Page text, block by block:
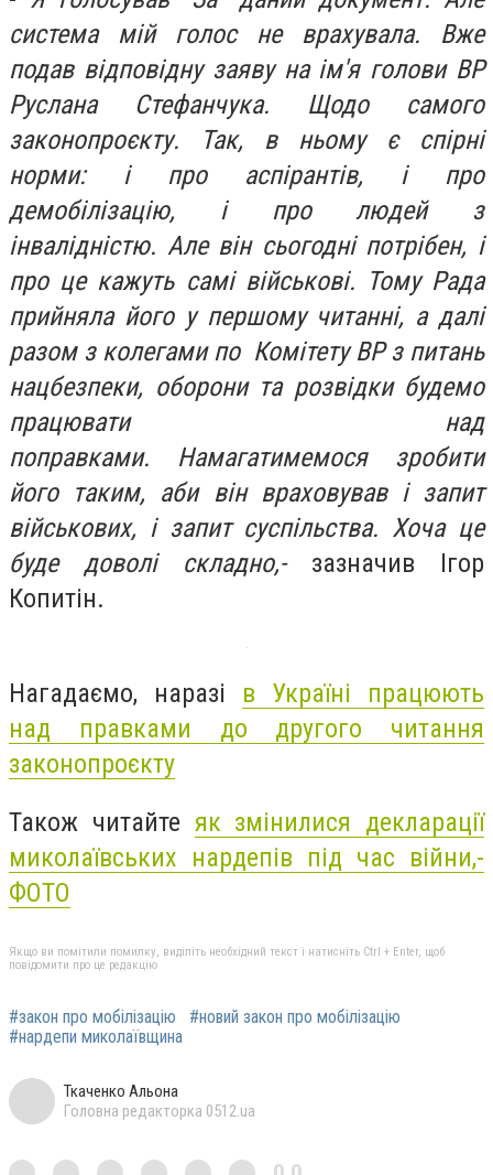
система мій голос не врахувала. Вже
подав відповідну заяву на ім'я голови ВР
Руслана Стефанчука. Щодо самого
законопроєкту. Так, в ньому є спірні
норми: і про аспірантів, і про
демобілізацію, і про людей з
інвалідністю. Але він сьогодні потрібен, і
про це кажуть самі військові. Тому Рада
прийняла його у першому читанні, а далі
разом з колегами по Комітету ВР з питань
нацбезпеки, оборони та розвідки будемо
працювати над
поправками. Намагатимемося зробити
його таким, аби він враховував і запит
військових, і запит суспільства. Хоча це
буде доволі складно,-зазначив Ігор
Копитін.
Нагадаємо, наразі в Україні працюють
над правками до другого читання
законопроєкту
Також читайте як змінилися декларації
миколаївських нардепів під час війни,-
ФОТО
Якщо ви помітили помилку, виділіть необхідний текст і натисніть Ctrl + Enter, щоб
повідомити про це редакцію
#закон про мобілізацію
#новий закон про мобілізацію
#нардепи миколаївщина
Ткаченко Альона
Головна редакторка 0512.ua